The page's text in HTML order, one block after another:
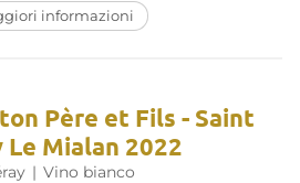
informazioni
Père et Fils - Saint
Le Mialan 2022
| Vino bianco